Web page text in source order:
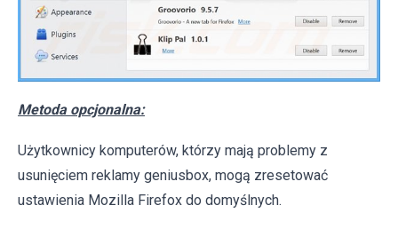
Metoda opcjonalna:
Użytkownicy komputerów, którzy mają problemy z
usunięciem reklamy geniusbox, mogą zresetować
ustawienia Mozilla Firefox do domyślnych.